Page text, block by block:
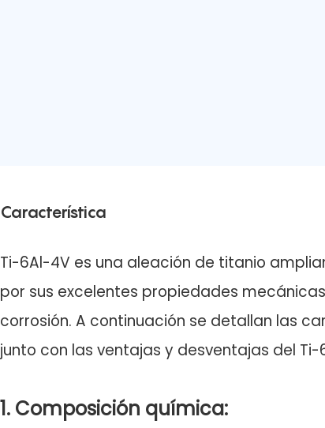
Característica
Ti-6Al-4V es una aleación de titanio
por sus excelentes propiedades
corrosión. A continuación se detallan las
junto con las ventajas y desventajas del Ti-
1. Composición química: